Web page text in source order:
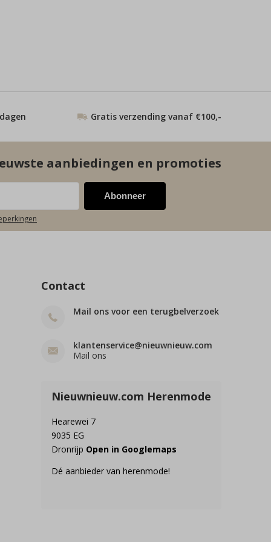
Gratis verzending vanaf €100,-
aanbiedingen en promoties
Abonneer
Contact
Mail ons voor een terugbelverzoek
klantenservice@nieuwnieuw.com
Mail ons
Nieuwnieuw.com Herenmode
Hearewei 7
9035 EG
Dronrijp Open in Googlemaps
Dé aanbieder van herenmode!